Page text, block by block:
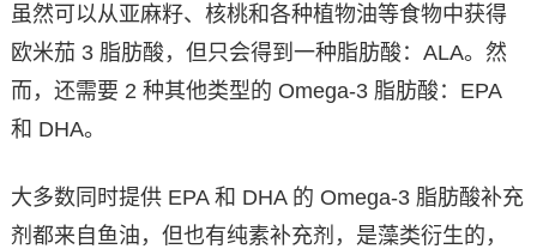
虽然可以从亚麻籽、核桃和各种植物油等食物中获得
欧米茄 3 脂肪酸，但只会得到一种脂肪酸：ALA。然
而，还需要 2 种其他类型的 Omega-3 脂肪酸：EPA
和 DHA。
大多数同时提供 EPA 和 DHA 的 Omega-3 脂肪酸补充
剂都来自鱼油，但也有纯素补充剂，是藻类衍生的，